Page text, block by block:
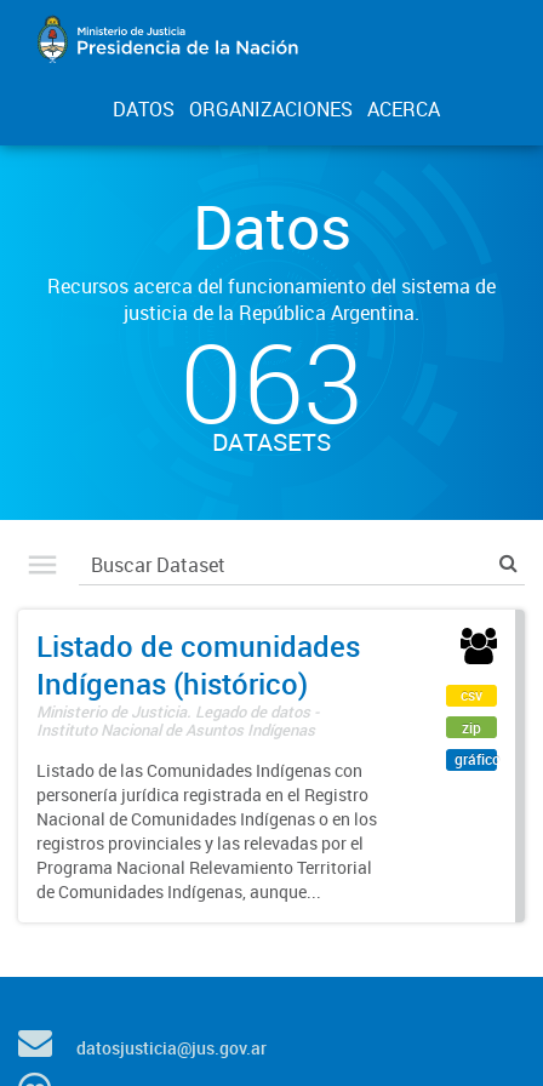
DATOS ORGANIZACIONES ACERCA
Datos
Recursos acerca del funcionamiento del sistema de
justicia de la República Argentina.
063
DATASETS
Listado de comunidades
Indígenas (histórico)
Ministerio de Justicia. Legado de datos -
Instituto Nacional de Asuntos Indígenas
Listado de las Comunidades Indígenas con
personería jurídica registrada en el Registro
Nacional de Comunidades Indígenas o en los
registros provinciales y las relevadas por el
Programa Nacional Relevamiento Territorial
de Comunidades Indígenas, aunque...
csv
zip
gráfico
datosjusticia@jus.gov.ar